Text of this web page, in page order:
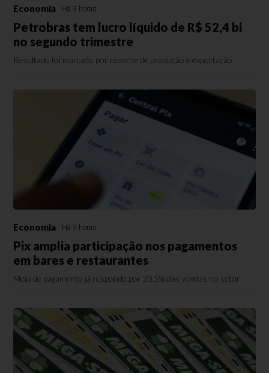
Economia Há 9 horas
Petrobras tem lucro líquido de R$ 52,4 bi
no segundo trimestre
Resultado foi marcado por recorde de produção e exportação
Economia Há 9 horas
Pix amplia participação nos pagamentos
em bares e restaurantes
Meio de pagamento já responde por 20,5% das vendas no setor